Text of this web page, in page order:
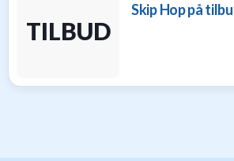
TILBUD
Skip Hop på
Gavetips